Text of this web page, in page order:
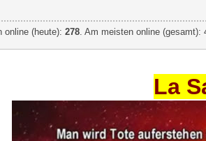
online (heute):278 . Am meisten online
La